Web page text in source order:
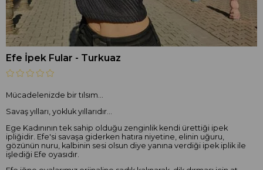
Efe İpek Fular - Turkuaz
Mücadelenizde bir tılsım...
Savaş yılları, yokluk yıllarıdır...
Ege Kadınının tek sahip olduğu zenginlik kendi ürettiği ipek
ipliğidir. Efe'si savaşa giderken hatıra niyetine, elinin uğuru,
gözünün nuru, kalbinin sesi olsun diye yanına verdiği ipek iplik ile
işlediği Efe oyasıdır.